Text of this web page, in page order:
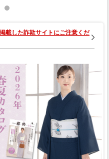
載した詐欺サイトにご注意くだ